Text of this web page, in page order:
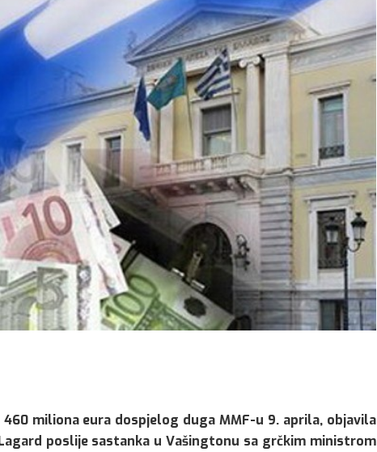
miliona eura dospjelog duga MMF-u 9. aprila, objavila
poslije sastanka u Vašingtonu sa grčkim ministrom